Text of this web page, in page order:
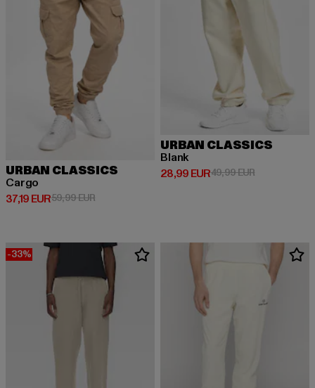
URBAN CLASSICS
Cargo
37,19 EUR
Ajankohtainen hinta: 37,19 EUR
59,99 EURKampanjahinta: 59,99 EUR
URBAN CLASSICS
Blank
28,99 EUR
Ajankohtainen hinta: 28,99 EUR
49,99 EUR
-33%